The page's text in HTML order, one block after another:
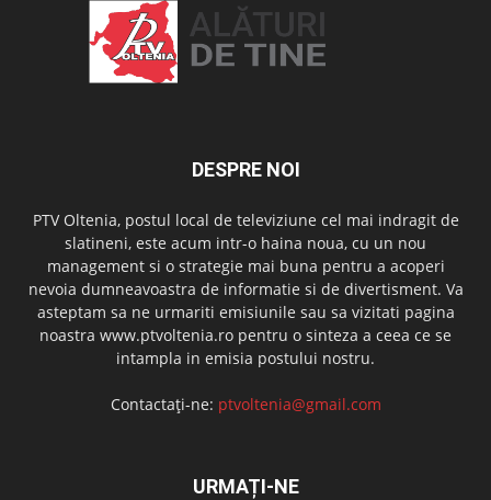
DESPRE NOI
PTV Oltenia, postul local de televiziune cel mai indragit de
slatineni, este acum intr-o haina noua, cu un nou
management si o strategie mai buna pentru a acoperi
nevoia dumneavoastra de informatie si de divertisment. Va
asteptam sa ne urmariti emisiunile sau sa vizitati pagina
noastra www.ptvoltenia.ro pentru o sinteza a ceea ce se
intampla in emisia postului nostru.
Contactați-ne: ptvoltenia@gmail.com
URMAȚI-NE